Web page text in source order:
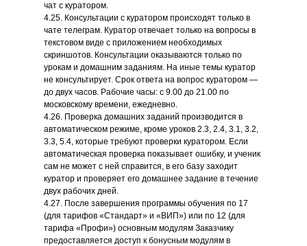
чат с куратором.
4.25. Консультации с куратором происходят только в
чате телеграм. Куратор отвечает только на вопросы в
текстовом виде с приложением необходимых
скриншотов. Консультации оказываются только по
урокам и домашним заданиям. На иные темы куратор
не консультирует. Срок ответа на вопрос куратором —
до двух часов. Рабочие часы: с 9.00 до 21.00 по
московскому времени, ежедневно.
4.26. Проверка домашних заданий производится в
автоматическом режиме, кроме уроков 2.3, 2.4, 3.1, 3.2,
3.3, 5.4, которые требуют проверки куратором. Если
автоматическая проверка показывает ошибку, и ученик
сам не может с ней справится, в его базу заходит
куратор и проверяет его домашнее задание в течение
двух рабочих дней.
4.27. После завершения программы обучения по 17
(для тарифов «Стандарт» и «ВИП») или по 12 (для
тарифа «Профи») основным модулям Заказчику
предоставляется доступ к бонусным модулям в